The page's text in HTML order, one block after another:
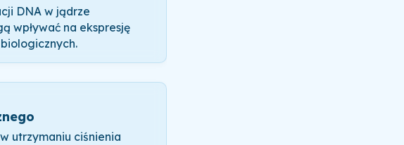
DNA w jądrze
wpływać na ekspresję
utrzymaniu ciśnienia